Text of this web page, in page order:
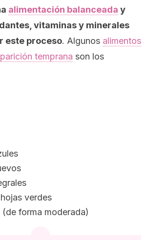
alimentación balanceada y
vitaminas y minerales
este proceso. Algunos alimentos
temprana son los
verdes
(de forma moderada)